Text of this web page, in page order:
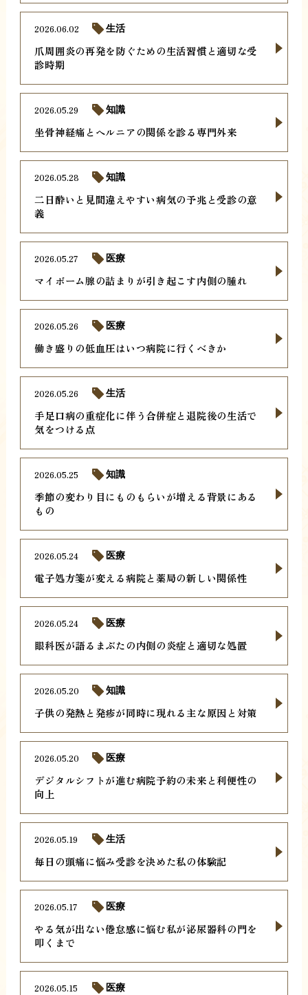
爪周囲炎の再発を防ぐための生活習慣と適切な受
診時期
2026.06.02 生活
坐骨神経痛とヘルニアの関係を診る専門外来
2026.05.29 知識
二日酔いと見間違えやすい病気の予兆と受診の意
義
2026.05.28 知識
マイボーム腺の詰まりが引き起こす内側の腫れ
2026.05.27 医療
働き盛りの低血圧はいつ病院に行くべきか
2026.05.26 医療
手足口病の重症化に伴う合併症と退院後の生活で
気をつける点
2026.05.26 生活
季節の変わり目にものもらいが増える背景にある
もの
2026.05.25 知識
電子処方箋が変える病院と薬局の新しい関係性
2026.05.24 医療
眼科医が語るまぶたの内側の炎症と適切な処置
2026.05.24 医療
子供の発熱と発疹が同時に現れる主な原因と対策
2026.05.20 知識
デジタルシフトが進む病院予約の未来と利便性の
向上
2026.05.20 医療
毎日の頭痛に悩み受診を決めた私の体験記
2026.05.19 生活
やる気が出ない倦怠感に悩む私が泌尿器科の門を
叩くまで
2026.05.17 医療
2026.05.15 医療